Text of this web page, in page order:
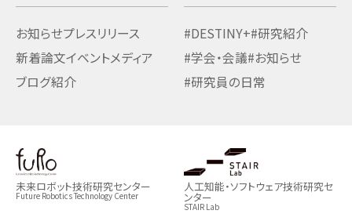
お知らせプレスリリース
新着論文イベントメディア
ブログ紹介
#DESTINY+#研究紹介
#学会・会議#お知らせ
#研究員の日常
未来ロボット技術研究センター
Future Robotics Technology Center
人工知能・ソフトウェア技術研究セ
ンター
STAIR Lab